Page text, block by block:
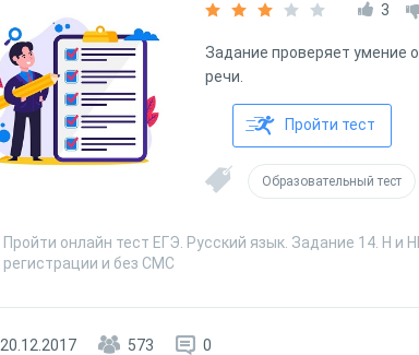
3
Задание проверяет умение
речи.
Пройти тест
Образовательный тест
Пройти онлайн тест ЕГЭ. Русский язык. Задание 14. Н и
регистрации и без СМС
20.12.2017 573 0